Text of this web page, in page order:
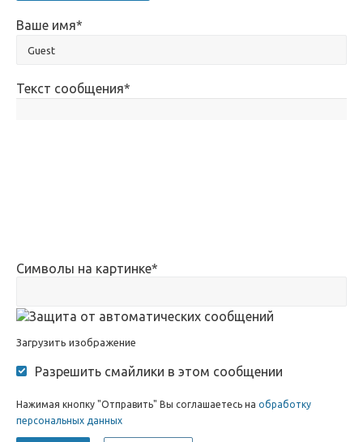
Ваше имя*
Текст сообщения*
Символы на картинке*
Загрузить изображение
Разрешить смайлики в этом сообщении
Нажимая кнопку "Отправить" Вы соглашаетесь на обработку
персональных данных